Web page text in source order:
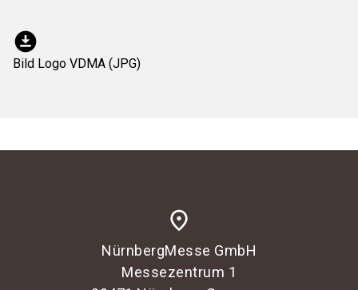
download_for_offline
Bild Logo VDMA (JPG)
place
NürnbergMesse GmbH
Messezentrum 1